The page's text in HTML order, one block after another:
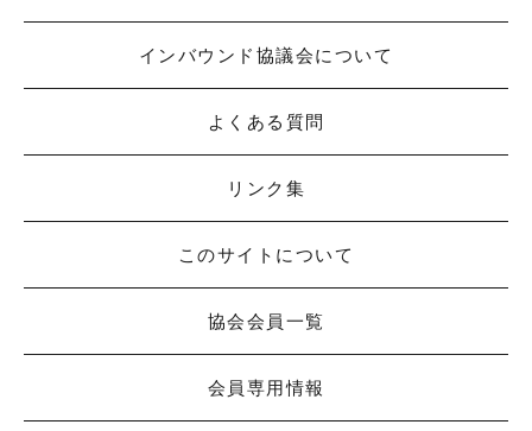
インバウンド協議会について
よくある質問
リンク集
このサイトについて
協会会員一覧
会員専用情報